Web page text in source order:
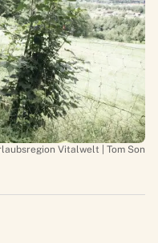
Vitalwelt | Tom Son